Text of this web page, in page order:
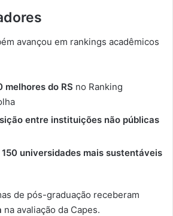
avançou em rankings acadêmicos
melhores do RS no Ranking
entre instituições não públicas
150 universidades mais sustentáveis
de pós-graduação receberam
na avaliação da Capes.